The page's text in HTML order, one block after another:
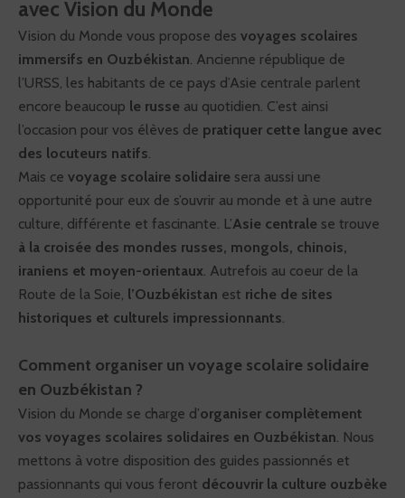
avec Vision du Monde
Vision du Monde vous propose des voyages scolaires
immersifs en Ouzbékistan. Ancienne république de
l’URSS, les habitants de ce pays d’Asie centrale parlent
encore beaucoup le russe au quotidien. C’est ainsi
l’occasion pour vos élèves de pratiquer cette langue avec
des locuteurs natifs.
Mais ce voyage scolaire solidaire sera aussi une
opportunité pour eux de s’ouvrir au monde et à une autre
culture, différente et fascinante. L’Asie centrale se trouve
à la croisée des mondes russes, mongols, chinois,
iraniens et moyen-orientaux. Autrefois au coeur de la
Route de la Soie, l’Ouzbékistan est riche de sites
historiques et culturels impressionnants.
Comment organiser un voyage scolaire solidaire
en Ouzbékistan ?
Vision du Monde se charge d’organiser complètement
vos voyages scolaires solidaires en Ouzbékistan. Nous
mettons à votre disposition des guides passionnés et
passionnants qui vous feront découvrir la culture ouzbèke